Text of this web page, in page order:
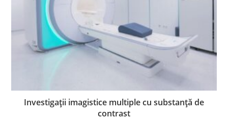
Investigații imagistice multiple cu substanță de
contrast